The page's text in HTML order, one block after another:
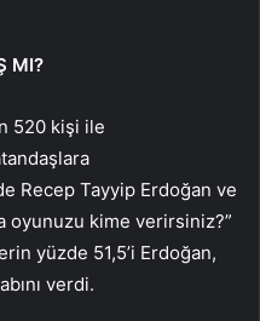
MI?
520 kişi ile
Recep Tayyip Erdoğan ve
oyunuzu kime verirsiniz?”
yüzde 51,5’i Erdoğan,
verdi.